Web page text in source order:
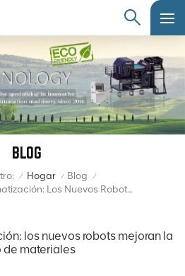
BLOG
/ Hogar / Blog /
Robótica Y Automatización: Los Nuevos Robots Mejoran La Eficiencia En El Manejo De Materiales
los nuevos robots mejoran la
de materiales